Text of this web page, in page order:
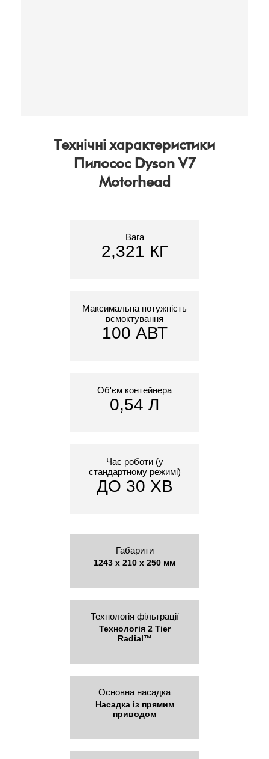
Технічні характеристики
Пилосос Dyson V7
Motorhead
Вага
2,321 КГ
Максимальна потужність
всмоктування
100 АВТ
Об'єм контейнера
0,54 Л
Час роботи (у
стандартному режимі)
ДО 30 ХВ
Габарити
1243 x 210 x 250 мм
Технологія фільтрації
Технологія 2 Tier
Radial™
Основна насадка
Насадка із прямим
приводом